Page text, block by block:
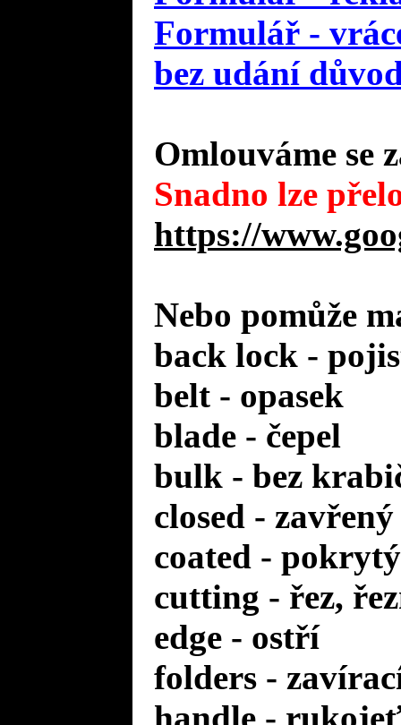
Formulář -
bez udání
Omlouváme se
Snadno lze
https://
Nebo pomůže
back lock -
belt - opasek
blade - čepel
bulk - bez
closed - zavřený
coated -
cutting - řez,
edge - ostří
folders -